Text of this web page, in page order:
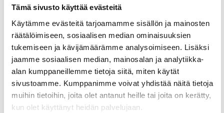
Tämä sivusto käyttää evästeitä
Käytämme evästeitä tarjoamamme sisällön ja mainosten
räätälöimiseen, sosiaalisen median ominaisuuksien
tukemiseen ja kävijämäärämme analysoimiseen. Lisäksi
jaamme sosiaalisen median, mainosalan ja analytiikka-
alan kumppaneillemme tietoja siitä, miten käytät
sivustoamme. Kumppanimme voivat yhdistää näitä tietoja
muihin tietoihin, joita olet antanut heille tai joita on kerätty,
kun olet käyttänyt heidän palvelujaan.
Lähetä